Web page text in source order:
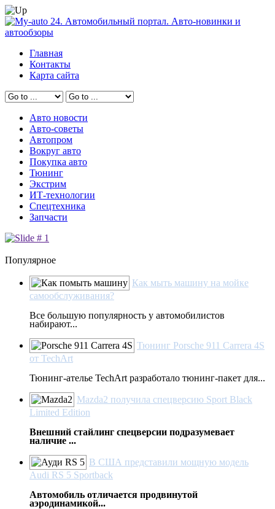
Главная
Контакты
Карта сайта
Авто новости
Авто-советы
Автопром
Вокруг авто
Покупка авто
Тюнинг
Экстрим
ИТ-технологии
Спецтехника
Запчасти
Популярное
Как мыть машину на мойке
самообслуживания?
Все большую популярность у автомобилистов
набирают...
Тюнинг Porsche 911 Carrera 4S
от TechArt
Тюнинг-ателье TechArt разработало тюнинг-пакет для...
Mazda2 получила спецверсию Sport Black
Limited Edition
Внешний стайлинг спецверсии подразумевает
наличие ...
В США представили мощную модель
Audi RS 5 Sportback
Автомобиль отличается продвинутой
аэродинамикой...